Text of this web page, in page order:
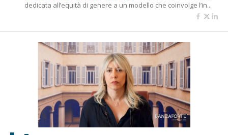
dedicata all’equità di genere a un modello che coinvolge l’in...